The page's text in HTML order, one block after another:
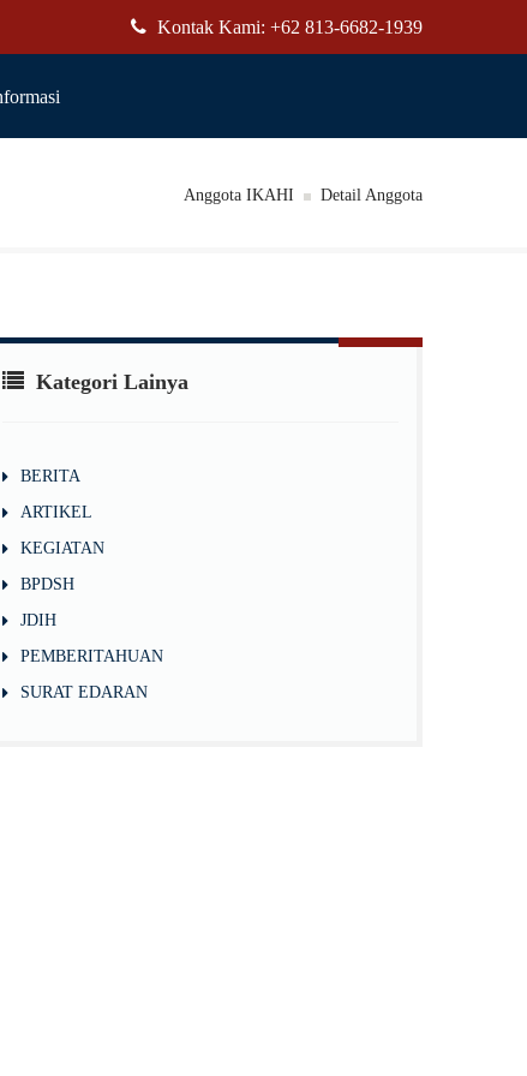
Kontak Kami: +62 813-6682-1939
Anggota IKAHI Detail Anggota
Kategori Lainya
BERITA
ARTIKEL
KEGIATAN
BPDSH
JDIH
PEMBERITAHUAN
SURAT EDARAN